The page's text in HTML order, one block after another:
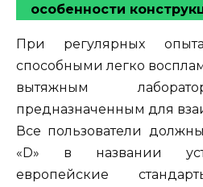
особенности
При регулярных
способными легко
вытяжным
предназначенным для
Все пользователи
«D» в названии
европейские